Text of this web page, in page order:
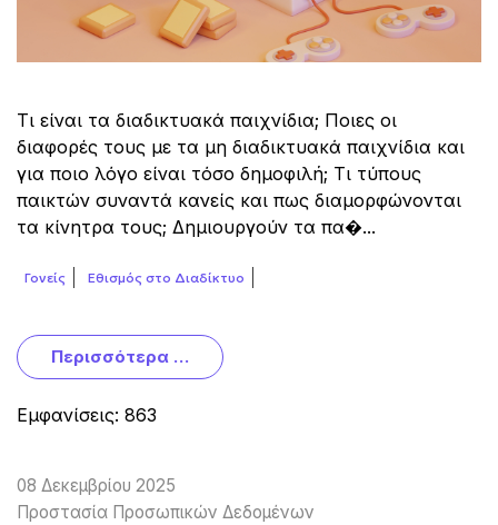
Τι είναι τα διαδικτυακά παιχνίδια; Ποιες οι
διαφορές τους με τα μη διαδικτυακά παιχνίδια και
για ποιο λόγο είναι τόσο δημοφιλή; Τι τύπους
παικτών συναντά κανείς και πως διαμορφώνονται
τα κίνητρα τους; Δημιουργούν τα πα�...
Γονείς Εθισμός στο Διαδίκτυο
Περισσότερα …
Εμφανίσεις: 863
08 Δεκεμβρίου 2025
Προστασία Προσωπικών Δεδομένων